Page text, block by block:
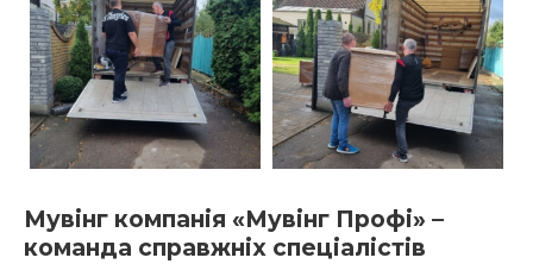
Мувінг компанія «Мувінг Профі» –
команда справжніх спеціалістів